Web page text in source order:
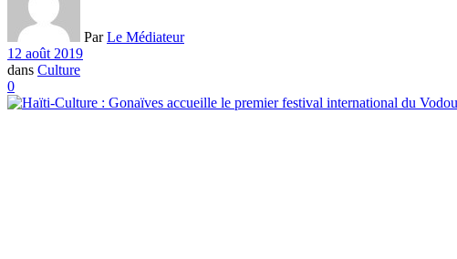
Par Le Médiateur
12 août 2019
dans Culture
0